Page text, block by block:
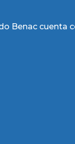
Benac cuenta